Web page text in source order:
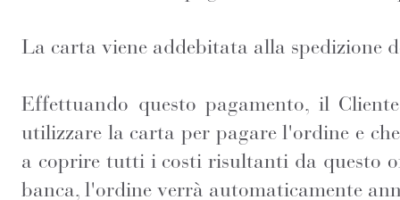
La carta viene addebitata alla spedizione
Effettuando questo pagamento, il
utilizzare la carta per pagare l'ordine e
a coprire tutti i costi risultanti da questo
banca, l'ordine verrà automaticamente